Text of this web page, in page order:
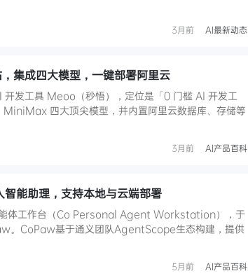
3月前 AI最新动态
集成四大模型，一键部署阿里云
发工具 Meoo（秒悟），定位是「0 门槛 AI 开发工
四大顶尖模型，并内置阿里云数据库、存储等
3月前 AI产品百科
能助理，支持本地与云端部署
体工作台（Co Personal Agent Workstation），于
。CoPaw基于通义团队AgentScope生态构建，提供
5月前 AI产品百科